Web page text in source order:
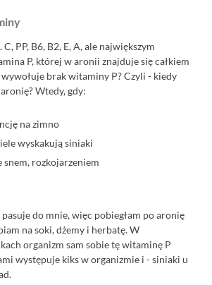
PP, B6, B2, E, A, ale największym
P, której w aronii znajduje się całkiem
brak witaminy P? Czyli - kiedy
Wtedy, gdy:
na zimno
wyskakują siniaki
snem, rozkojarzeniem
do mnie, więc pobiegłam po aronię
na soki, dżemy i herbatę. W
organizm sam sobie tę witaminę P
występuje kiks w organizmie i - siniaki u